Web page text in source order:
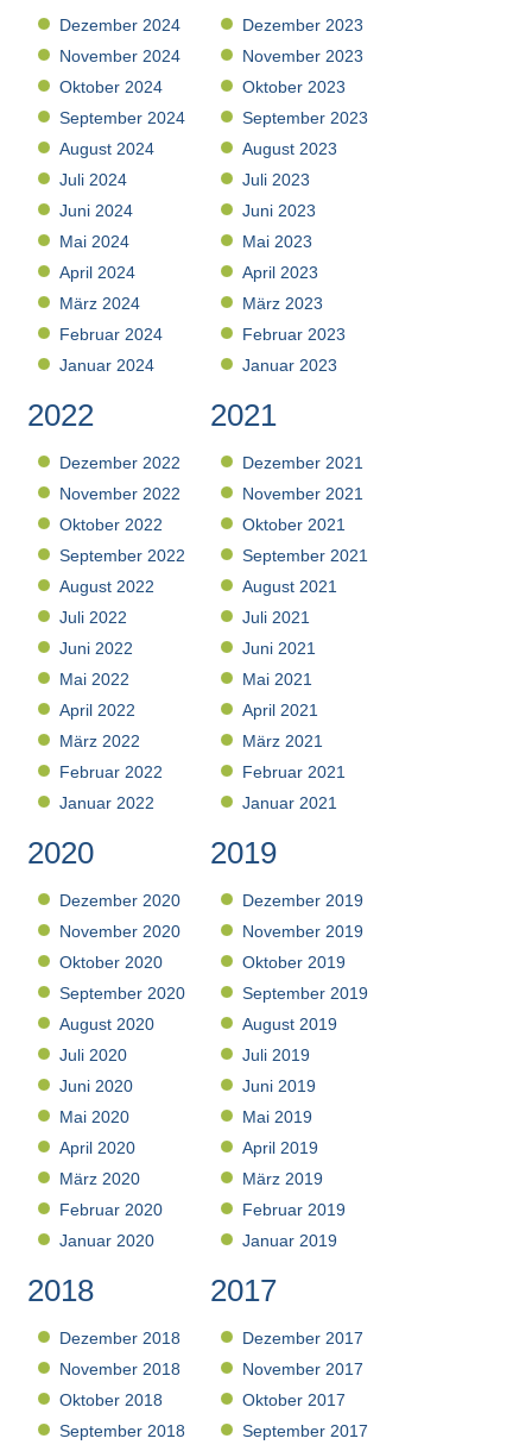
Dezember 2024
November 2024
Oktober 2024
September 2024
August 2024
Juli 2024
Juni 2024
Mai 2024
April 2024
März 2024
Februar 2024
Januar 2024
Dezember 2023
November 2023
Oktober 2023
September 2023
August 2023
Juli 2023
Juni 2023
Mai 2023
April 2023
März 2023
Februar 2023
Januar 2023
2022
Dezember 2022
November 2022
Oktober 2022
September 2022
August 2022
Juli 2022
Juni 2022
Mai 2022
April 2022
März 2022
Februar 2022
Januar 2022
2021
Dezember 2021
November 2021
Oktober 2021
September 2021
August 2021
Juli 2021
Juni 2021
Mai 2021
April 2021
März 2021
Februar 2021
Januar 2021
2020
Dezember 2020
November 2020
Oktober 2020
September 2020
August 2020
Juli 2020
Juni 2020
Mai 2020
April 2020
März 2020
Februar 2020
Januar 2020
2019
Dezember 2019
November 2019
Oktober 2019
September 2019
August 2019
Juli 2019
Juni 2019
Mai 2019
April 2019
März 2019
Februar 2019
Januar 2019
2018
Dezember 2018
November 2018
Oktober 2018
September 2018
2017
Dezember 2017
November 2017
Oktober 2017
September 2017